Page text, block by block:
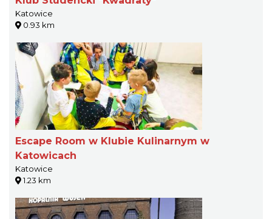
Katowice
0.93 km
Escape Room w Klubie Kulinarnym w
Katowicach
Katowice
1.23 km